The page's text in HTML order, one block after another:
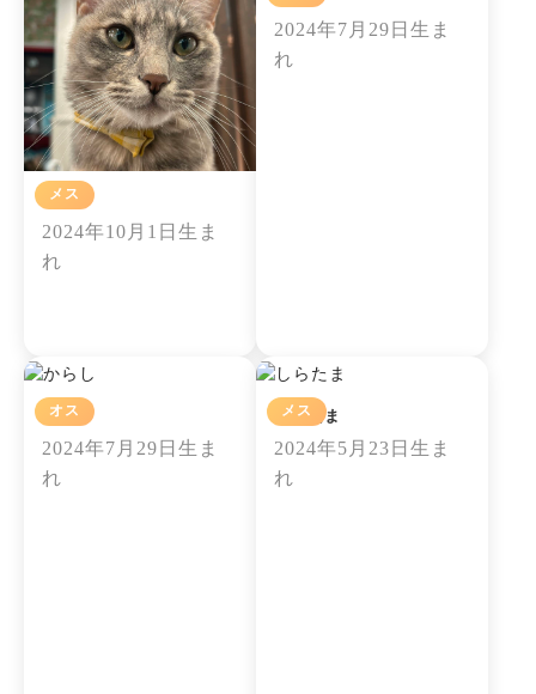
マロン
メス
2024年10月1日生ま
れ
2024年7月29日生ま
れ
からし
オス
2024年7月29日生ま
れ
しらたま
メス
2024年5月23日生ま
れ